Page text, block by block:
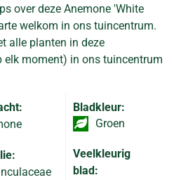
over deze Anemone 'White
welkom in ons tuincentrum.
alle planten in deze
elk moment) in ons tuincentrum
Bladkleur:
Groen
Veelkleurig
blad: